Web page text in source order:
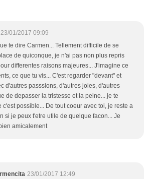
23/01/2017 09:09
te dire Carmen... Tellement difficile de se
de quiconque, je n'ai pas non plus repris
differentes raisons majeures... J'imagine ce
ce que tu vis... C'est regarder "devant" et
d'autres passsions, d'autres joies, d'autres
de depasser la tristesse et la peine... je te
c'est possible... De tout coeur avec toi, je reste a
si je peux t'etre utile de quelque facon... Je
amicalement
23/01/2017 12:49